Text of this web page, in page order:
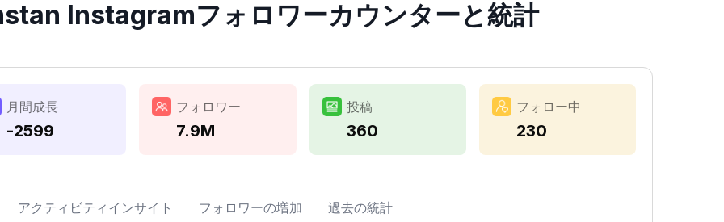
Instagramフォロワーカウンターと統計
月間成長
-2599
フォロワー
7.9M
投稿
360
フォロー中
230
アクティビティインサイト フォロワーの増加 過去の統計